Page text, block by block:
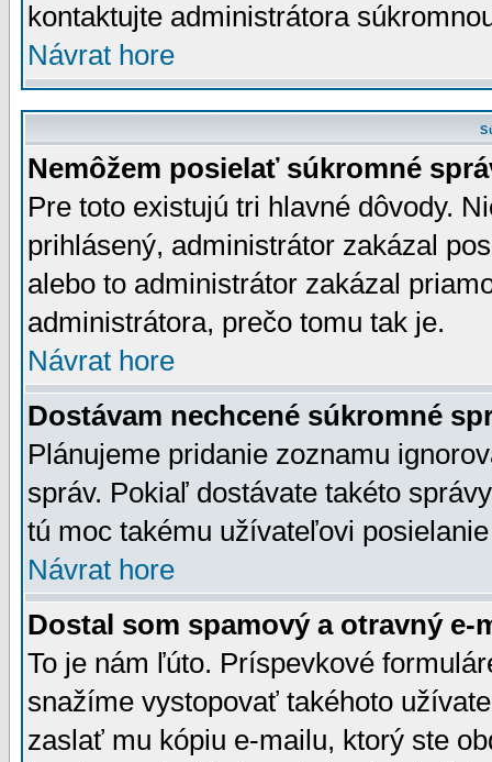
kontaktujte administrátora
Návrat hore
Nemôžem posielať súkromné
Pre toto existujú tri hlavné dôvody.
prihlásený, administrátor zakázal
alebo to administrátor zakázal
administrátora, prečo tomu tak je.
Návrat hore
Dostávam nechcené súkromné
Plánujeme pridanie zoznamu
správ. Pokiaľ dostávate takéto
tú moc takému užívateľovi
Návrat hore
Dostal som spamový a otravný e-
To je nám ľúto. Príspevkové
snažíme vystopovať takéhoto
zaslať mu kópiu e-mailu, ktorý ste